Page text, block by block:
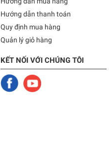
Hướng dẫn thanh toán
Quy định mua hàng
Quản lý giỏ hàng
KẾT NỐI VỚI CHÚNG TÔI